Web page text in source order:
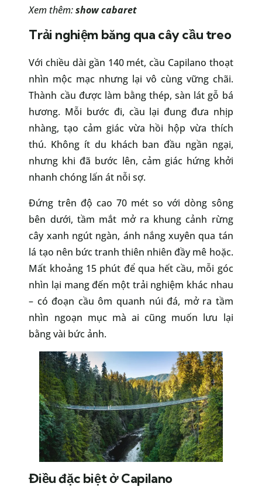
Xem thêm:show cabaret
Trải nghiệm băng qua cây cầu treo
Với chiều dài gần 140 mét, cầu Capilano thoạt
nhìn mộc mạc nhưng lại vô cùng vững chãi.
Thành cầu được làm bằng thép, sàn lát gỗ bá
hương. Mỗi bước đi, cầu lại đung đưa nhịp
nhàng, tạo cảm giác vừa hồi hộp vừa thích
thú. Không ít du khách ban đầu ngần ngại,
nhưng khi đã bước lên, cảm giác hứng khởi
nhanh chóng lấn át nỗi sợ.
Đứng trên độ cao 70 mét so với dòng sông
bên dưới, tầm mắt mở ra khung cảnh rừng
cây xanh ngút ngàn, ánh nắng xuyên qua tán
lá tạo nên bức tranh thiên nhiên đầy mê hoặc.
Mất khoảng 15 phút để qua hết cầu, mỗi góc
nhìn lại mang đến một trải nghiệm khác nhau
– có đoạn cầu ôm quanh núi đá, mở ra tầm
nhìn ngoạn mục mà ai cũng muốn lưu lại
bằng vài bức ảnh.
Điều đặc biệt ở Capilano